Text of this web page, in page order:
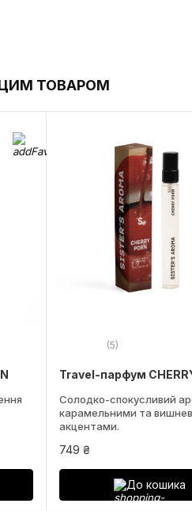
ТОВАРОМ
(5)
Travel-парфум
Солодко-спокусливий
карамельними та
акцентами.
749 ₴
До кошика